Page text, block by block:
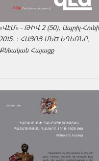
«ՎԷՄ» - ԹԻՎ 2 (50), Ապրիլ-
: ՀԱՅՈՑ ՄԵԾ ԵՂԵՌՆԸ,
Հայացք